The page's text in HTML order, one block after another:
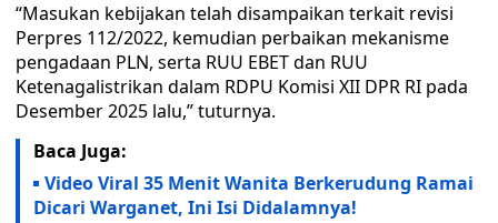
“Masukan kebijakan telah disampaikan terkait revisi
Perpres 112/2022, kemudian perbaikan mekanisme
pengadaan PLN, serta RUU EBET dan RUU
Ketenagalistrikan dalam RDPU Komisi XII DPR RI pada
Desember 2025 lalu,” tuturnya.
Baca Juga:
Video Viral 35 Menit Wanita Berkerudung Ramai
Dicari Warganet, Ini Isi Didalamnya!